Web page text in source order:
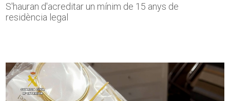
S'hauran d'acreditar un mínim de 15 anys de
residència legal